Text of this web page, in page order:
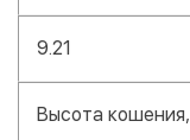
9.21
Высота